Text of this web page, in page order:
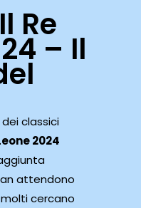
Re
– Il
classici
2024
attendono
cercano